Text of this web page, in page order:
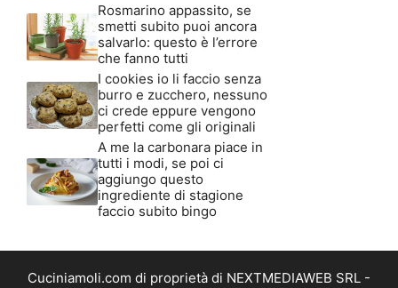
Rosmarino appassito, se
smetti subito puoi ancora
salvarlo: questo è l’errore
che fanno tutti
I cookies io li faccio senza
burro e zucchero, nessuno
ci crede eppure vengono
perfetti come gli originali
A me la carbonara piace in
tutti i modi, se poi ci
aggiungo questo
ingrediente di stagione
faccio subito bingo
Cuciniamoli.com di proprietà di NEXTMEDIAWEB SRL -